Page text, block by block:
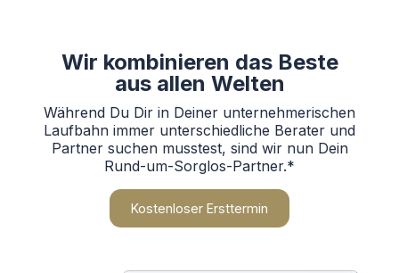
Wir kombinieren das Beste
aus allen Welten
Während Du Dir in Deiner unternehmerischen
Laufbahn immer unterschiedliche Berater und
Partner suchen musstest, sind wir nun Dein
Rund-um-Sorglos-Partner.*
Kostenloser Ersttermin